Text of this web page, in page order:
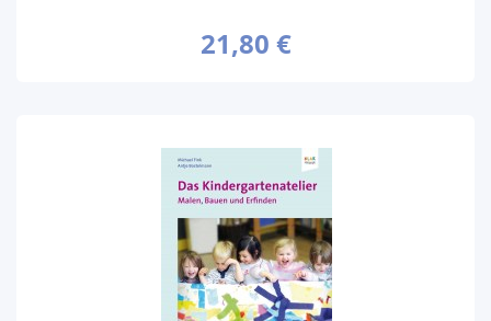
21,80 €